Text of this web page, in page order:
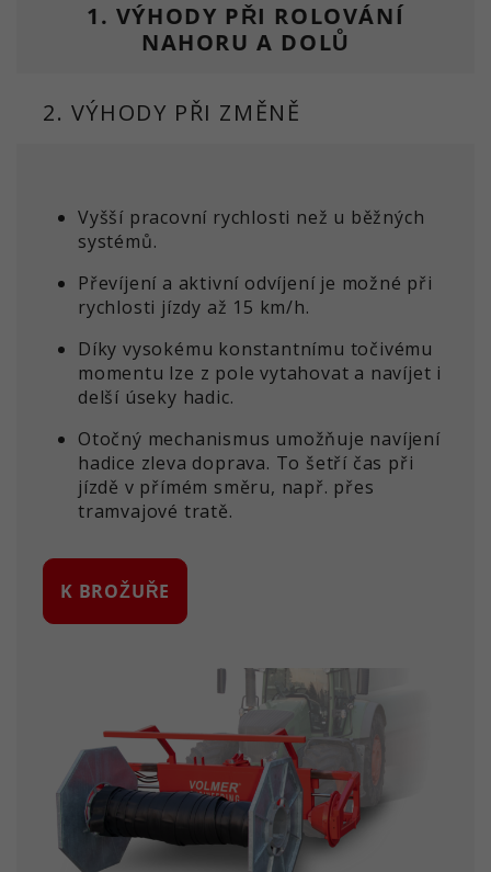
1. VÝHODY PŘI ROLOVÁNÍ
NAHORU A DOLŮ
2. VÝHODY PŘI ZMĚNĚ
Vyšší pracovní rychlosti než u běžných
systémů.
Převíjení a aktivní odvíjení je možné při
rychlosti jízdy až 15 km/h.
Díky vysokému konstantnímu točivému
momentu lze z pole vytahovat a navíjet i
delší úseky hadic.
Otočný mechanismus umožňuje navíjení
hadice zleva doprava. To šetří čas při
jízdě v přímém směru, např. přes
tramvajové tratě.
K BROŽUŘE
souhlasu. Mimo jiné náhodně
vygenerované ID pro historické
uložení vámi provedených
webových stránek nastavil.
relacích a kampaních a ke
sledování používání webových
informace anonymně a k
Název
Poskytovatel Google LLC
Spuštění 2 let
Účel Slouží k získání stavu relace.